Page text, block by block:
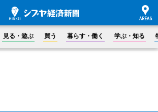
見る・遊ぶ 買う 暮らす・働く 学ぶ・知る